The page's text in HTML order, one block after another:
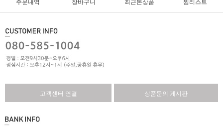
고객센터 연결 상품문의 게시판